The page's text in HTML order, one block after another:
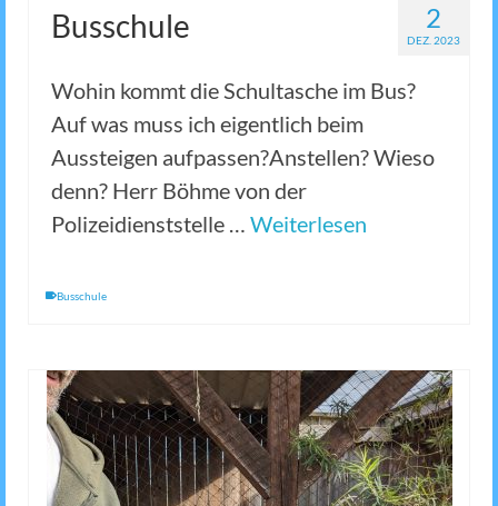
2
DEZ. 2023
Busschule
Wohin kommt die Schultasche im Bus?
Auf was muss ich eigentlich beim
Aussteigen aufpassen?Anstellen? Wieso
denn? Herr Böhme von der
Polizeidienststelle … Weiterlesen
Busschule